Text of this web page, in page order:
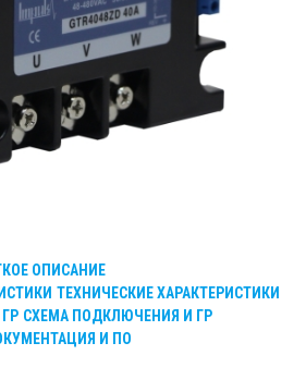
ОПИСАНИЕ
ТЕХНИЧЕСКИЕ ХАРАКТЕРИСТИКИ
СХЕМА ПОДКЛЮЧЕНИЯ И ГР
И ПО